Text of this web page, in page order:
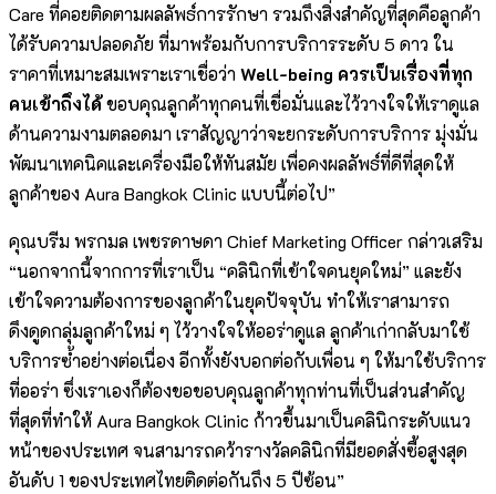
Care ที่คอยติดตามผลลัพธ์การรักษา รวมถึงสิ่งสำคัญที่สุดคือลูกค้า
ได้รับความปลอดภัย ที่มาพร้อมกับการบริการระดับ 5 ดาว ใน
ราคาที่เหมาะสมเพราะเราเชื่อว่าWell-being ควรเป็นเรื่องที่ทุก
คนเข้าถึงได้ขอบคุณลูกค้าทุกคนที่เชื่อมั่นและไว้วางใจให้เราดูแล
ด้านความงามตลอดมา เราสัญญาว่าจะยกระดับการบริการ มุ่งมั่น
พัฒนาเทคนิคและเครื่องมือให้ทันสมัย เพื่อคงผลลัพธ์ที่ดีที่สุดให้
ลูกค้าของ Aura Bangkok Clinic แบบนี้ต่อไป”
คุณบรีม พรกมล เพชรดาษดา Chief Marketing Officer กล่าวเสริม
“นอกจากนี้จากการที่เราเป็น “คลินิกที่เข้าใจคนยุคใหม่” และยัง
เข้าใจความต้องการของลูกค้าในยุคปัจจุบัน ทำให้เราสามารถ
ดึงดูดกลุ่มลูกค้าใหม่ ๆ ไว้วางใจให้ออร่าดูแล ลูกค้าเก่ากลับมาใช้
บริการซ้ำอย่างต่อเนื่อง อีกทั้งยังบอกต่อกับเพื่อน ๆ ให้มาใช้บริการ
ที่ออร่า ซึ่งเราเองก็ต้องขอขอบคุณลูกค้าทุกท่านที่เป็นส่วนสำคัญ
ที่สุดที่ทำให้ Aura Bangkok Clinic ก้าวขึ้นมาเป็นคลินิกระดับแนว
หน้าของประเทศ จนสามารถคว้ารางวัลคลินิกที่มียอดสั่งซื้อสูงสุด
อันดับ 1 ของประเทศไทยติดต่อกันถึง 5 ปีซ้อน”